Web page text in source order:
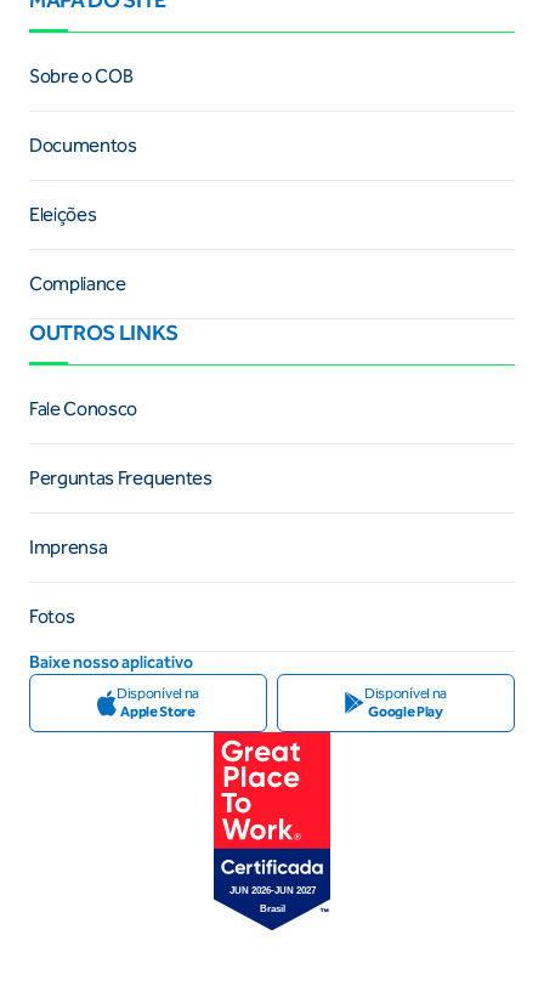
Sobre o COB
Documentos
Eleições
Compliance
OUTROS LINKS
Fale Conosco
Perguntas Frequentes
Imprensa
Fotos
Baixe nosso aplicativo
Disponível na
Apple Store
Disponível na
Google Play